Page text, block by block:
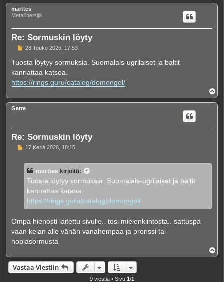
ö
marttes
Metallinetsijä
Re: Sormuskin löyty
V
e
t
i
28 Touko 2026, 17:53
Tuosta löytyy sormuksia. Suomalais-ugrilaiset ja baltit
kannattaa katsoa.
https://rings.guru/catalog/domongol/
l
ö
Garre
Re: Sormuskin löyty
V
s
17 Kesä 2026, 18:15
marttes kirjoitti:
Tuosta löytyy sormuksia. Suomalais-ugrilaiset ja baltit
kannattaa katsoa.
https://rings.guru/catalog/domongol/
Ompa hienosti laitettu sivulle.. tosi mielenkiintosta.. sattuspa
vaan kelan alle vähän vanahempaa ja pronssi tai
hopiasormusta
l
Vastaa Viestiin
9 viestiä • Sivu 1/1